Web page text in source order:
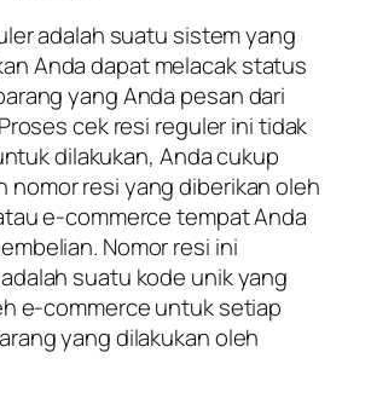
adalah suatu sistem yang
Anda dapat melacak status
yang Anda pesan dari
cek resi reguler ini tidak
dilakukan, Anda cukup
nomor resi yang diberikan oleh
e-commerce tempat Anda
Nomor resi ini
suatu kode unik yang
e-commerce untuk setiap
yang dilakukan oleh